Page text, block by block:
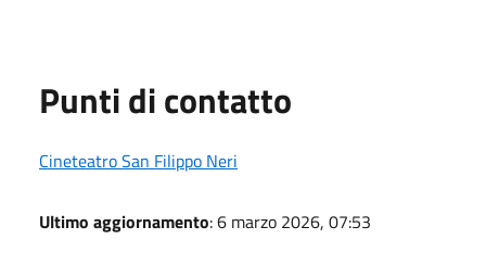
Punti di contatto
Cineteatro San Filippo Neri
Ultimo aggiornamento: 6 marzo 2026, 07:53